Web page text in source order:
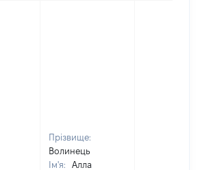
Прізвище:
Волинець
Ім'я:
Алла